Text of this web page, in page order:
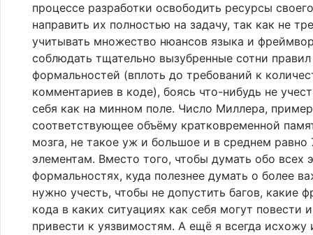
процессе разработки освободить ресурсы
направить их полностью на задачу, так как не
учитывать множество нюансов языка и
соблюдать тщательно вызубренные сотни
формальностей (вплоть до требований к
комментариев в коде), боясь что-нибудь не
себя как на минном поле. Число Миллера,
соответствующее объёму кратковременной
мозга, не такое уж и большое и в среднем равно
элементам. Вместо того, чтобы думать обо всех
формальностях, куда полезнее думать о более
нужно учесть, чтобы не допустить багов, какие
кода в каких ситуациях как себя могут повести
привести к уязвимостям. А ещё я всегда исхожу